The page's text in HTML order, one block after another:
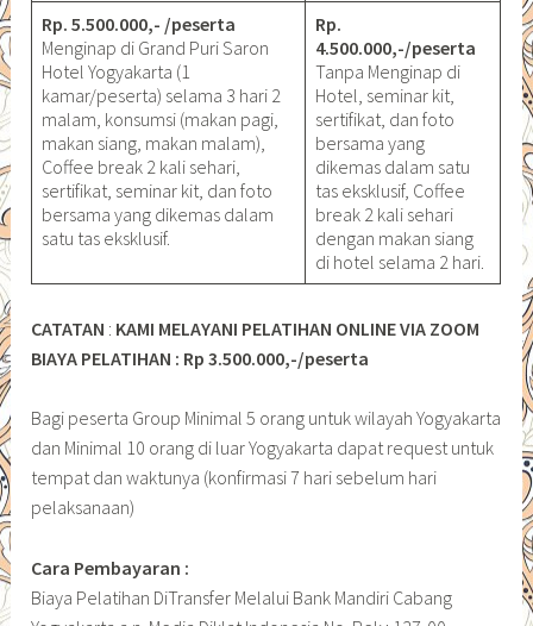
Rp. 5.500.000,- /peserta
Menginap di Grand Puri Saron
Hotel Yogyakarta (1
kamar/peserta) selama 3 hari 2
malam, konsumsi (makan pagi,
makan siang, makan malam),
Coffee break 2 kali sehari,
sertifikat, seminar kit, dan foto
bersama yang dikemas dalam
satu tas eksklusif.
Rp.
4.500.000,-/peserta
Tanpa Menginap di
Hotel, seminar kit,
sertifikat, dan foto
bersama yang
dikemas dalam satu
tas eksklusif, Coffee
break 2 kali sehari
dengan makan siang
di hotel selama 2 hari.
CATATAN : KAMI MELAYANI PELATIHAN ONLINE VIA ZOOM
BIAYA PELATIHAN : Rp 3.500.000,-/peserta
Bagi peserta Group Minimal 5 orang untuk wilayah Yogyakarta
dan Minimal 10 orang di luar Yogyakarta dapat request untuk
tempat dan waktunya (konfirmasi 7 hari sebelum hari
pelaksanaan)
Cara Pembayaran :
Biaya Pelatihan DiTransfer Melalui Bank Mandiri Cabang